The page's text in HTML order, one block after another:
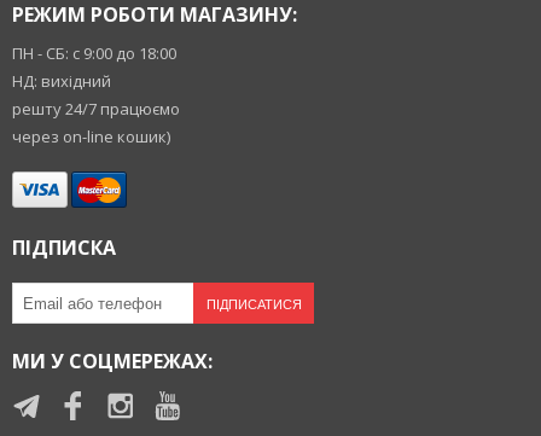
РЕЖИМ РОБОТИ МАГАЗИНУ:
ПН - СБ: с 9:00 до 18:00
НД: вихідний
решту 24/7 працюємо
через on-line кошик)
ПІДПИСКА
ПІДПИСАТИСЯ
МИ У СОЦМЕРЕЖАХ: